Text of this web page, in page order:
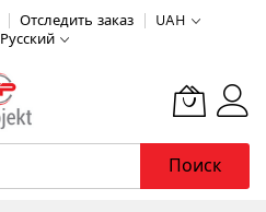
Отследить заказ
UAH
Русский
Поиск